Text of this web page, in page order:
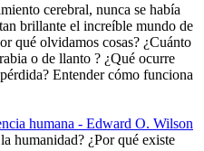
cerebral, nunca se había
brillante el increíble mundo de
qué olvidamos cosas? ¿Cuánto
o de llanto ? ¿Qué ocurre
Entender cómo funciona
humana - Edward O. Wilson
humanidad? ¿Por qué existe